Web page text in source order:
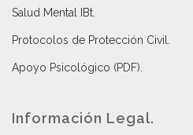
Salud Mental IBt
Protocolos de Protección Civil
Apoyo Psicológico (PDF)
Información Legal.